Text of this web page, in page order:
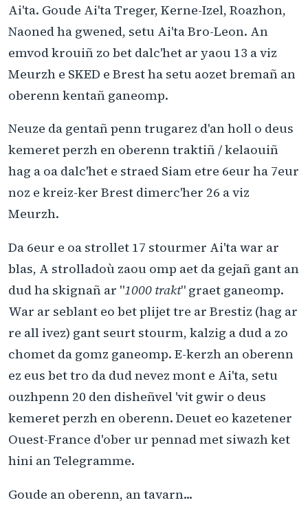
Ai'ta. Goude Ai'ta Treger, Kerne-Izel, Roazhon,
Naoned ha gwened, setu Ai'ta Bro-Leon. An
emvod krouiñ zo bet dalc'het ar yaou 13 a viz
Meurzh e SKED e Brest ha setu aozet bremañ an
oberenn kentañ ganeomp.
Neuze da gentañ penn trugarez d'an holl o deus
kemeret perzh en oberenn traktiñ / kelaouiñ
hag a oa dalc'het e straed Siam etre 6eur ha 7eur
noz e kreiz-ker Brest dimerc'her 26 a viz
Meurzh.
Da 6eur e oa strollet 17 stourmer Ai'ta war ar
blas, A strolladoù zaou omp aet da gejañ gant an
dud ha skignañ ar "1000 trakt" graet ganeomp.
War ar seblant eo bet plijet tre ar Brestiz (hag ar
re all ivez) gant seurt stourm, kalzig a dud a zo
chomet da gomz ganeomp. E-kerzh an oberenn
ez eus bet tro da dud nevez mont e Ai'ta, setu
ouzhpenn 20 den disheñvel 'vit gwir o deus
kemeret perzh en oberenn. Deuet eo kazetener
Ouest-France d'ober ur pennad met siwazh ket
hini an Telegramme.
Goude an oberenn, an tavarn...